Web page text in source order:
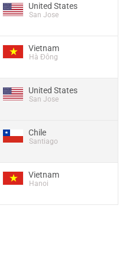
United States
San Jose
Vietnam
Hà Đông
United States
San Jose
Chile
Santiago
Vietnam
Hanoi